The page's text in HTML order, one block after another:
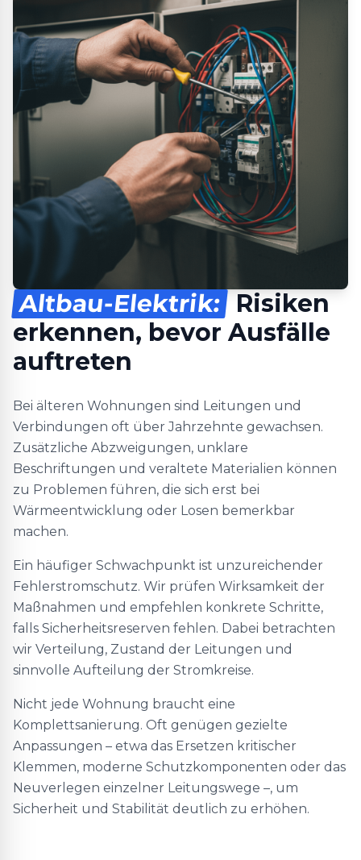
Altbau-Elektrik: Risiken
erkennen, bevor Ausfälle
auftreten
Bei älteren Wohnungen sind Leitungen und
Verbindungen oft über Jahrzehnte gewachsen.
Zusätzliche Abzweigungen, unklare
Beschriftungen und veraltete Materialien können
zu Problemen führen, die sich erst bei
Wärmeentwicklung oder Losen bemerkbar
machen.
Ein häufiger Schwachpunkt ist unzureichender
Fehlerstromschutz. Wir prüfen Wirksamkeit der
Maßnahmen und empfehlen konkrete Schritte,
falls Sicherheitsreserven fehlen. Dabei betrachten
wir Verteilung, Zustand der Leitungen und
sinnvolle Aufteilung der Stromkreise.
Nicht jede Wohnung braucht eine
Komplettsanierung. Oft genügen gezielte
Anpassungen – etwa das Ersetzen kritischer
Klemmen, moderne Schutzkomponenten oder das
Neuverlegen einzelner Leitungswege –, um
Sicherheit und Stabilität deutlich zu erhöhen.